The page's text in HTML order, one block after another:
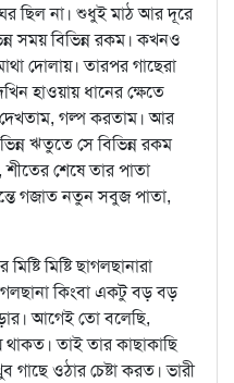
ছিল না। শুধুই মাঠ আর দূরে
সময় বিভিন্ন রকম। কখনও
দোলায়। তারপর গাছেরা
হাওয়ায় ধানের ক্ষেতে
গল্প করতাম। আর
ঋতুতে সে বিভিন্ন রকম
শেষে তার পাতা
গজাত নতুন সবুজ পাতা,
মিষ্টি ছাগলছানারা
কিংবা একটু বড় বড়
আগেই তো বলেছি,
তাই তার কাছাকাছি
ওঠার চেষ্টা করত। ভারী